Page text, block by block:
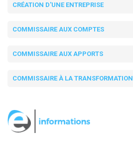
CRÉATION D'UNE ENTREPRISE
COMMISSAIRE AUX COMPTES
COMMISSAIRE AUX APPORTS
COMMISSAIRE À LA TRANSFORMATION